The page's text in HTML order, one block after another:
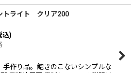
トライト クリア200
込)
作り品。飽きのこないシンプルな